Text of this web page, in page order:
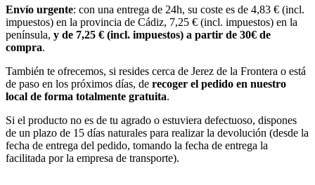
Envío urgente: con una entrega de 24h, su coste es de 4,83 € (incl.
impuestos) en la provincia de Cádiz, 7,25 € (incl. impuestos) en la
península, y de 7,25 € (incl. impuestos) a partir de 30€ de
compra.
También te ofrecemos, si resides cerca de Jerez de la Frontera o está
de paso en los próximos días, de recoger el pedido en nuestro
local de forma totalmente gratuita.
Si el producto no es de tu agrado o estuviera defectuoso, dispones
de un plazo de 15 días naturales para realizar la devolución (desde la
fecha de entrega del pedido, tomando la fecha de entrega la
facilitada por la empresa de transporte).